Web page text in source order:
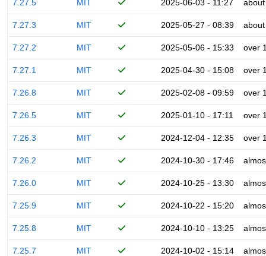
7.27.5 MIT 2025-06-03 - 11:27
7.27.3 MIT 2025-05-27 - 08:39
7.27.2 MIT 2025-05-06 - 15:33 over
7.27.1 MIT 2025-04-30 - 15:08 over
7.26.8 MIT 2025-02-08 - 09:59 over
7.26.5 MIT 2025-01-10 - 17:11 over
7.26.3 MIT 2024-12-04 - 12:35 over
7.26.2 MIT 2024-10-30 - 17:46
7.26.0 MIT 2024-10-25 - 13:30
7.25.9 MIT 2024-10-22 - 15:20
7.25.8 MIT 2024-10-10 - 13:25
7.25.7 MIT 2024-10-02 - 15:14